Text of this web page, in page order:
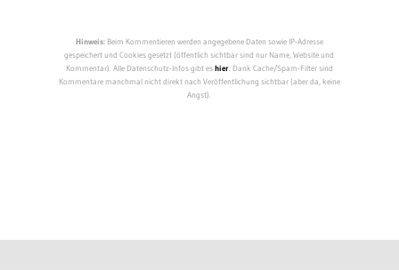
Hinweis:Beim Kommentieren werden angegebene Daten sowie IP-Adresse
gespeichert und Cookies gesetzt (öffentlich sichtbar sind nur Name, Website und
Kommentar). Alle Datenschutz-Infos gibt eshier. Dank Cache/Spam-Filter sind
Kommentare manchmal nicht direkt nach Veröffentlichung sichtbar (aber da, keine
Angst).